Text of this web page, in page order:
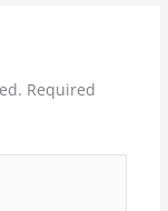
Required